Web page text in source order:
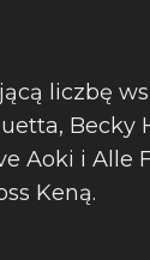
liczbę
Becky
Aoki i Alle
Keną.